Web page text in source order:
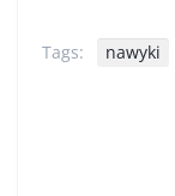
Tags: nawyki